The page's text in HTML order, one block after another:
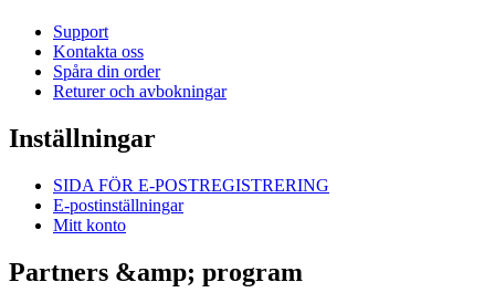
Support
Kontakta oss
Spåra din order
Returer och avbokningar
Inställningar
SIDA FÖR E-POSTREGISTRERING
E-postinställningar
Mitt konto
Partners &amp; program